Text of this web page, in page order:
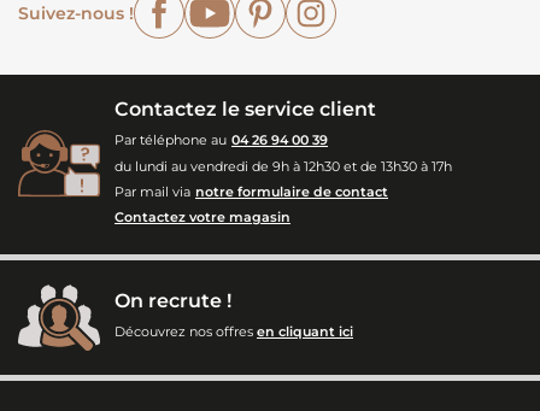
Suivez-nous !
Contactez le service client
Par téléphone au 04 26 94 00 39
du lundi au vendredi de 9h à 12h30 et de 13h30 à 17h
Par mail via notre formulaire de contact
Contactez votre magasin
On recrute !
Découvrez nos offres en cliquant ici